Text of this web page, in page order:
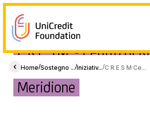
Home/Sostegno .../Iniziativ.../C R E S M Ce...
C.R.E.S.M. - Centro di
Economiche e Sociali
Meridione